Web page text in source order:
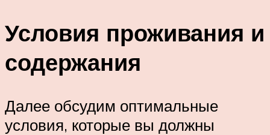
Условия проживания и
содержания
Далее обсудим оптимальные
условия, которые вы должны